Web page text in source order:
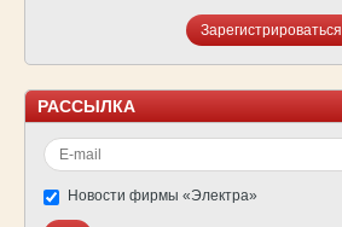
Зарегистрироваться
РАССЫЛКА
Новости фирмы «Электра»